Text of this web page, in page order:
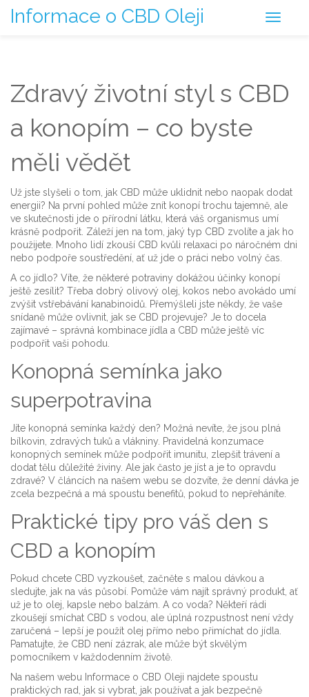
Informace o CBD Oleji
Zdravý životní styl s CBD
a konopím – co byste
měli vědět
Už jste slyšeli o tom, jak CBD může uklidnit nebo naopak dodat
energii? Na první pohled může znít konopí trochu tajemně, ale
ve skutečnosti jde o přírodní látku, která váš organismus umí
krásně podpořit. Záleží jen na tom, jaký typ CBD zvolíte a jak ho
použijete. Mnoho lidí zkouší CBD kvůli relaxaci po náročném dni
nebo podpoře soustředění, ať už jde o práci nebo volný čas.
A co jídlo? Víte, že některé potraviny dokážou účinky konopí
ještě zesílit? Třeba dobrý olivový olej, kokos nebo avokádo umí
zvýšit vstřebávání kanabinoidů. Přemýšleli jste někdy, že vaše
snídaně může ovlivnit, jak se CBD projevuje? Je to docela
zajímavé – správná kombinace jídla a CBD může ještě víc
podpořit vaši pohodu.
Konopná semínka jako
superpotravina
Jíte konopná semínka každý den? Možná nevíte, že jsou plná
bílkovin, zdravých tuků a vlákniny. Pravidelná konzumace
konopných semínek může podpořit imunitu, zlepšit trávení a
dodat tělu důležité živiny. Ale jak často je jíst a je to opravdu
zdravé? V článcích na našem webu se dozvíte, že denní dávka je
zcela bezpečná a má spoustu benefitů, pokud to nepřeháníte.
Praktické tipy pro váš den s
CBD a konopím
Pokud chcete CBD vyzkoušet, začněte s malou dávkou a
sledujte, jak na vás působí. Pomůže vám najít správný produkt, ať
už je to olej, kapsle nebo balzám. A co voda? Někteří rádi
zkoušejí smíchat CBD s vodou, ale úplná rozpustnost není vždy
zaručená – lepší je použít olej přímo nebo přimíchat do jídla.
Pamatujte, že CBD není zázrak, ale může být skvělým
pomocníkem v každodenním životě.
Na našem webu Informace o CBD Oleji najdete spoustu
praktických rad, jak si vybrat, jak používat a jak bezpečně